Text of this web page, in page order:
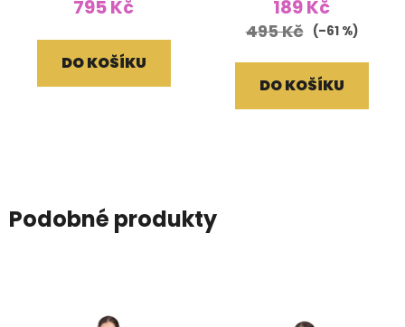
795 Kč
DO KOŠÍKU
189 Kč
495 Kč (–61 %)
DO KOŠÍKU
Podobné produkty